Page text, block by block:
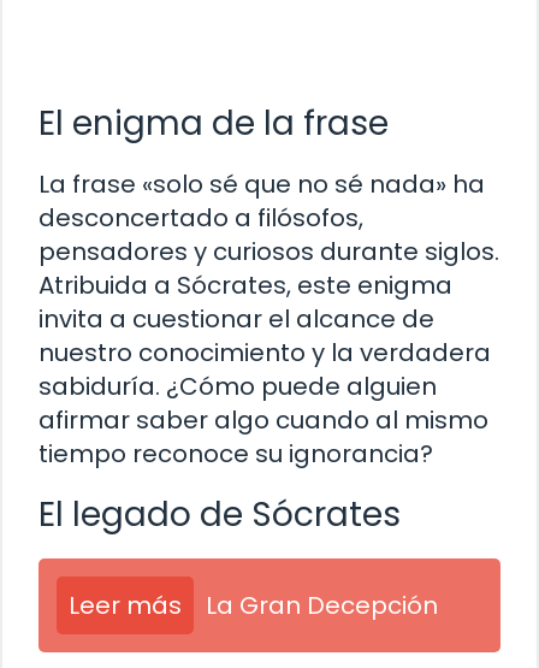
El enigma de la frase
La frase «solo sé que no sé nada» ha
desconcertado a filósofos,
pensadores y curiosos durante siglos.
Atribuida a Sócrates, este enigma
invita a cuestionar el alcance de
nuestro conocimiento y la verdadera
sabiduría. ¿Cómo puede alguien
afirmar saber algo cuando al mismo
tiempo reconoce su ignorancia?
El legado de Sócrates
Leer más La Gran Decepción